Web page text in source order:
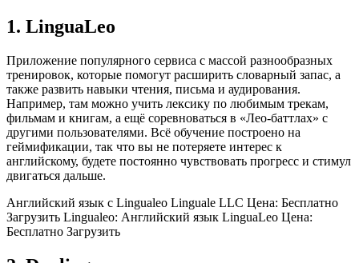
1. LinguaLeo
Приложение популярного сервиса с массой разнообразных
тренировок, которые помогут расширить словарный запас, а
также развить навыки чтения, письма и аудирования.
Например, там можно учить лексику по любимым трекам,
фильмам и книгам, а ещё соревноваться в «Лео‑баттлах» с
другими пользователями. Всё обучение построено на
геймификации, так что вы не потеряете интерес к
английскому, будете постоянно чувствовать прогресс и стимул
двигаться дальше.
Английский язык с Lingualeo Linguale LLC Цена: Бесплатно
Загрузить Lingualeo: Английский язык LinguaLeo Цена:
Бесплатно Загрузить